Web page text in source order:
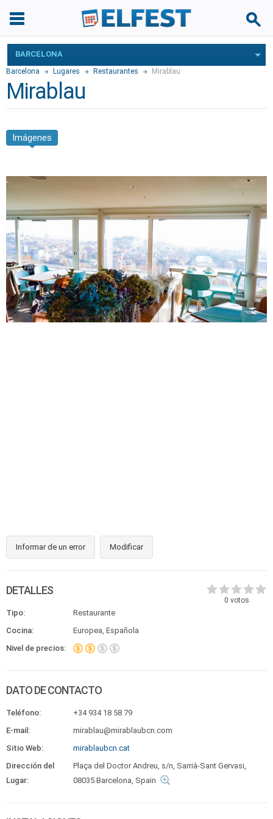
BARCELONA
Barcelona Lugares Restaurantes Mirablau
Mirablau
Imágenes
Informar de un error Modificar
0 votos
DETALLES
Tipo:
Restaurante
Cocina:
Europea, Española
Nivel de precios:
DATO DE CONTACTO
Teléfono:
+34 934 18 58 79
E-mail:
mirablau@mirablaubcn.com
Sitio Web:
mirablaubcn.cat
Dirección del
Lugar:
Plaça del Doctor Andreu, s/n, Sarrià-Sant Gervasi,
08035 Barcelona, Spain